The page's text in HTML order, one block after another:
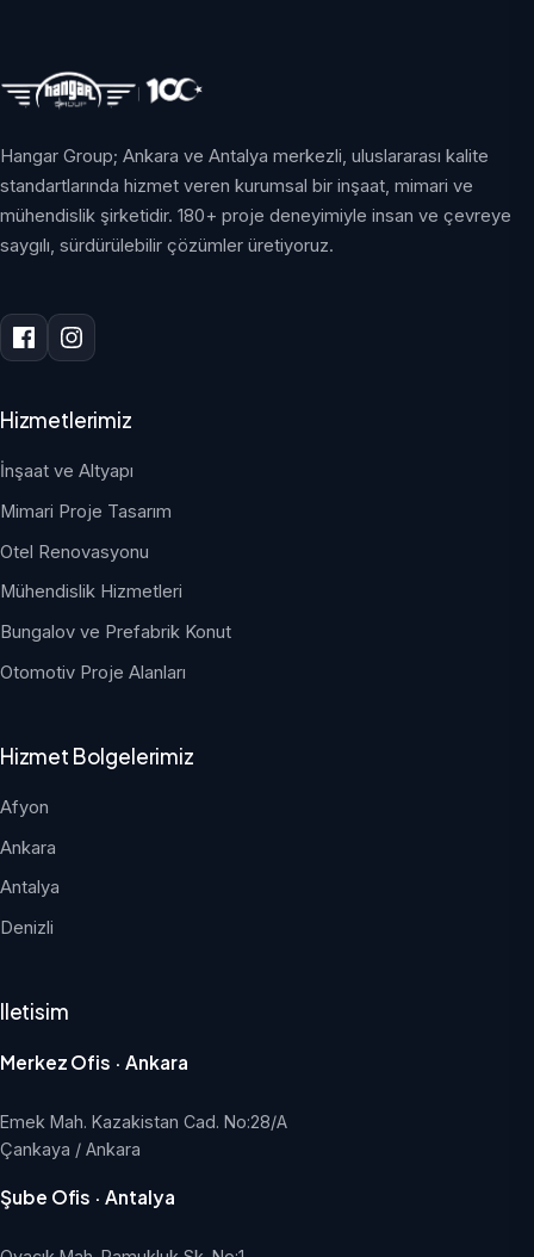
Hangar Group; Ankara ve Antalya merkezli, uluslararası kalite
standartlarında hizmet veren kurumsal bir inşaat, mimari ve
mühendislik şirketidir. 180+ proje deneyimiyle insan ve çevreye
saygılı, sürdürülebilir çözümler üretiyoruz.
Hizmetlerimiz
İnşaat ve Altyapı
Mimari Proje Tasarım
Otel Renovasyonu
Mühendislik Hizmetleri
Bungalov ve Prefabrik Konut
Otomotiv Proje Alanları
Hizmet Bolgelerimiz
Afyon
Ankara
Antalya
Denizli
Iletisim
Merkez Ofis · Ankara
Emek Mah. Kazakistan Cad. No:28/A
Çankaya / Ankara
Şube Ofis · Antalya